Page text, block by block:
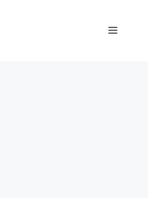
메